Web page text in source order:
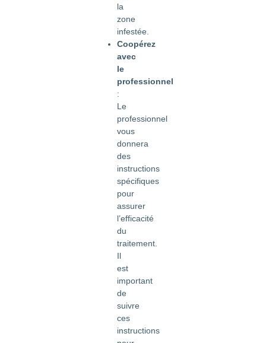
la
zone
infestée.
Coopérez
avec
le
professionnel
:
Le
professionnel
vous
donnera
des
instructions
spécifiques
pour
assurer
l’efficacité
du
traitement.
Il
est
important
de
suivre
ces
instructions